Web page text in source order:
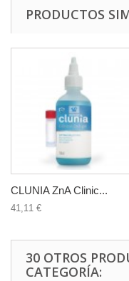
PRODUCTOS
CLUNIA ZnA Clinic...
41,11 €
30 OTROS
CATEGORÍA: